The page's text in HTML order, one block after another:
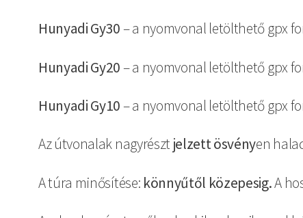
Hunyadi Gy30– a nyomvonal letölthető gpx
Hunyadi Gy20– a nyomvonal letölthető gpx
Hunyadi Gy10– a nyomvonal letölthető gpx
Az útvonalak nagyrészt jelzett ösvényen
A túra minősítése: könnyűtől közepesig.A